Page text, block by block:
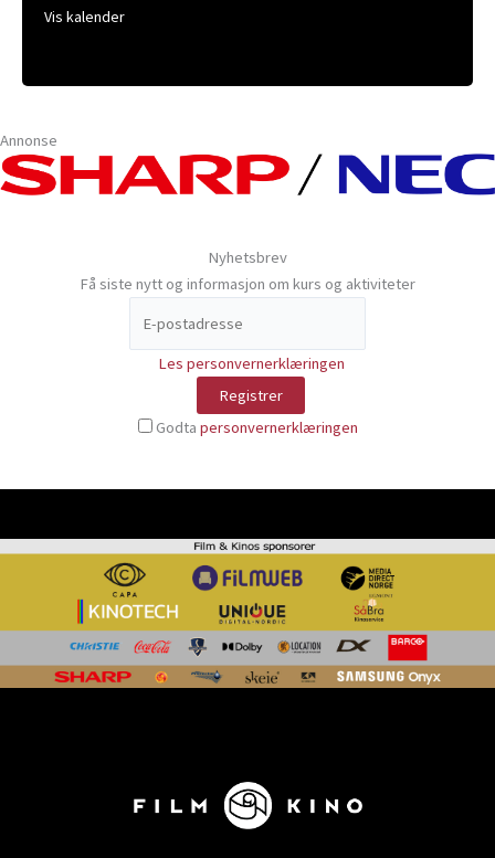
Vis kalender
Annonse
Nyhetsbrev
Få siste nytt og informasjon om kurs og aktiviteter
Les personvernerklæringen
Godta personvernerklæringen